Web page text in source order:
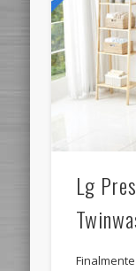
Lg